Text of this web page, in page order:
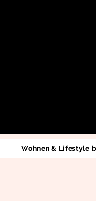
Wohnen & Lifestyle